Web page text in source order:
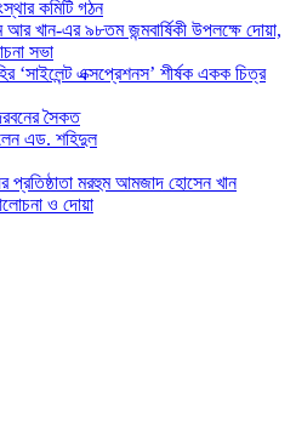
কমিটি গঠন
খান-এর ৯৮তম জন্মবার্ষিকী উপলক্ষে দোয়া,
সভা
‘সাইলেন্ট এক্সপ্রেশনস’ শীর্ষক একক চিত্র
সৈকত
এড. শহিদুল
প্রতিষ্ঠাতা মরহুম আমজাদ হোসেন খান
ও দোয়া